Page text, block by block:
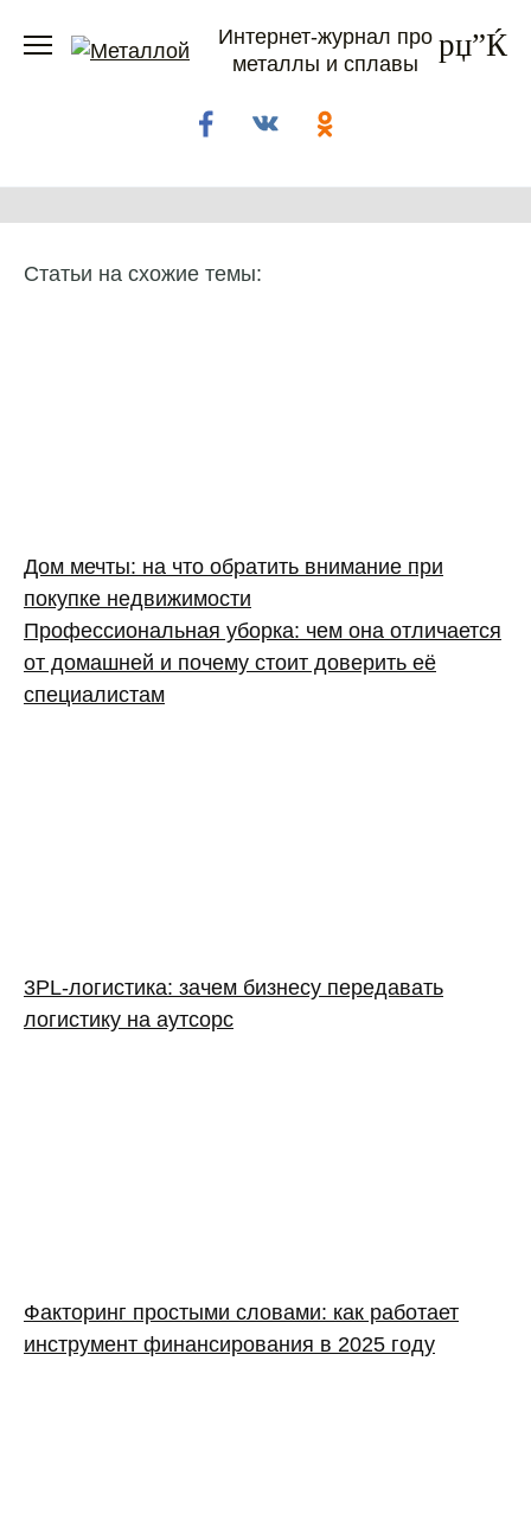
Интернет-журнал про
металлы и сплавы
Статьи на схожие темы:
Дом мечты: на что обратить внимание при
покупке недвижимости
Профессиональная уборка: чем она отличается
от домашней и почему стоит доверить её
специалистам
3PL‑логистика: зачем бизнесу передавать
логистику на аутсорс
Факторинг простыми словами: как работает
инструмент финансирования в 2025 году